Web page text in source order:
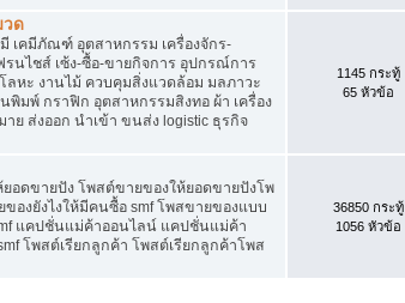
วด
เคมีภัณฑ์ อุตสาหกรรม เครื่องจักร-
นไชส์ เซ้ง-ซื้อ-ขายกิจการ อุปกรณ์การ
หะ งานไม้ ควบคุมสิ่งแวดล้อม มลภาวะ
มพ์ กราฟิก อุตสาหกรรมสิงทอ ผ้า เครื่อง
ส่งออก นำเข้า ขนส่ง logistic ธุรกิจ
1145 กระทู้
65 หัวข้อ
อดขายปัง โพสต์ขายของให้ยอดขายปังโพ
องยังไงให้มีคนซื้อ smf โพสขายของแบบ
แคปชั่นแม่ค้าออนไลน์ แคปชั่นแม่ค้า
โพสต์เรียกลูกค้า โพสต์เรียกลูกค้าโพส
36850 กระทู้
1056 หัวข้อ